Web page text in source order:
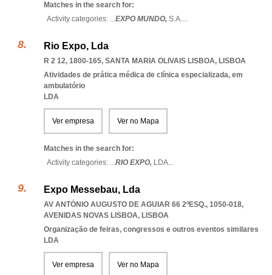
Matches in the search for:
Activity categories: ...EXPO MUNDO, S.A....
Rio Expo, Lda
R 2 12, 1800-165, SANTA MARIA OLIVAIS LISBOA, LISBOA
Atividades de prática médica de clínica especializada, em
ambulatório
LDA
Ver empresa Ver no Mapa
Matches in the search for:
Activity categories: ...RIO EXPO, LDA...
Expo Messebau, Lda
AV ANTÓNIO AUGUSTO DE AGUIAR 66 2ºESQ., 1050-018,
AVENIDAS NOVAS LISBOA, LISBOA
Organização de feiras, congressos e outros eventos similares
LDA
Ver empresa Ver no Mapa